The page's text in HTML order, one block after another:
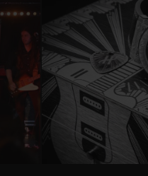
von Hublot. Und
in das Wild-
bei dem er sich das
Gitarren-Branche
Gemeinsam
Picciotto jetzt die
Customs: eine Uhr